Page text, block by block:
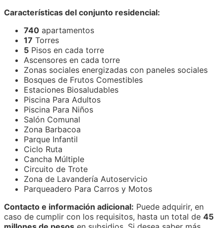
Características del conjunto residencial:
740 apartamentos
17 Torres
5 Pisos en cada torre
Ascensores en cada torre
Zonas sociales energizadas con paneles sociales
Bosques de Frutos Comestibles
Estaciones Biosaludables
Piscina Para Adultos
Piscina Para Niños
Salón Comunal
Zona Barbacoa
Parque Infantil
Ciclo Ruta
Cancha Múltiple
Circuito de Trote
Zona de Lavandería Autoservicio
Parqueadero Para Carros y Motos
Contacto e información adicional: Puede adquirir, en
caso de cumplir con los requisitos, hasta un total de 45